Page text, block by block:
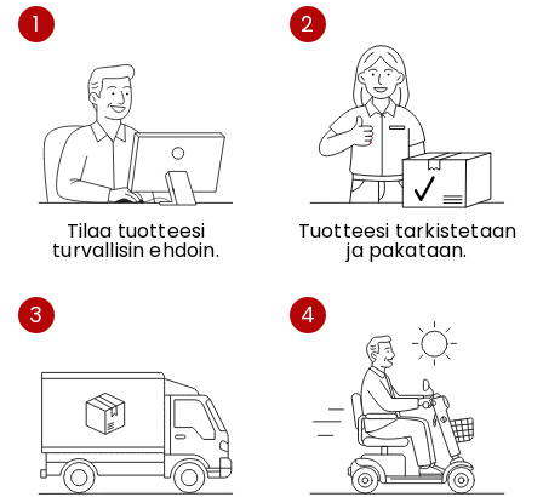
1
Tilaa tuotteesi
turvallisin ehdoin.
2
Tuotteesi tarkistetaan
ja pakataan.
3 4